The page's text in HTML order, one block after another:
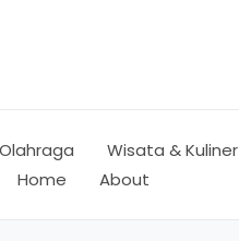
Olahraga Wisata & Kuliner
Home About